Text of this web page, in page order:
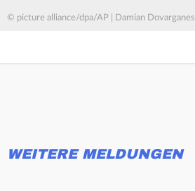
© picture alliance/dpa/AP | Damian Dovarganes
WEITERE MELDUNGEN